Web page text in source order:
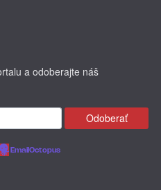
a odoberajte náš
EmailOctopus